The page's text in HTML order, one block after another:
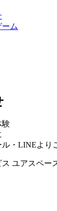
ーム
験
・LINEより